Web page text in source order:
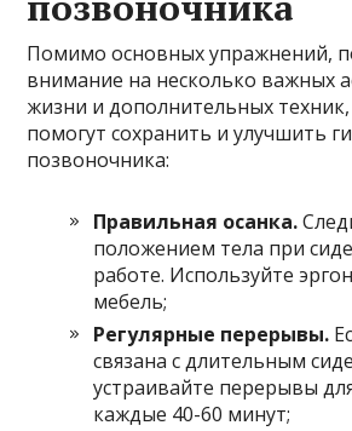
Помимо основных упражнений,
внимание на несколько важных
жизни и дополнительных
помогут сохранить и улучшить
позвоночника:
Правильная осанка.
положением тела при
работе. Используйте
мебель;
Регулярные перерывы.
связана с длительным
устраивайте перерывы
каждые 40-60 минут;